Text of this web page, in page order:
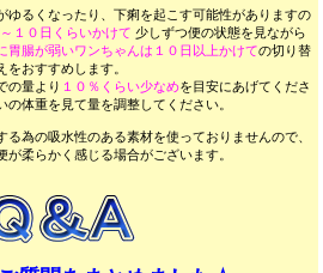
ゆるくなったり、下痢を起こす可能性がありますの
１０日くらいかけて 少しずつ便の状態を見ながら
胃腸が弱いワンちゃんは１０日以上かけての切り替
をおすすめします。
の量より １０％くらい少なめを目安にあげてくださ
の体重を見て量を調整してください。
る為の吸水性のある素材を使っておりませんので、
が柔らかく感じる場合がございます。